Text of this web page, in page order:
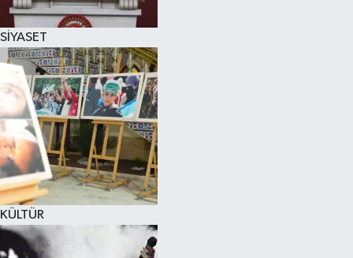
SİYASET
KÜLTÜR